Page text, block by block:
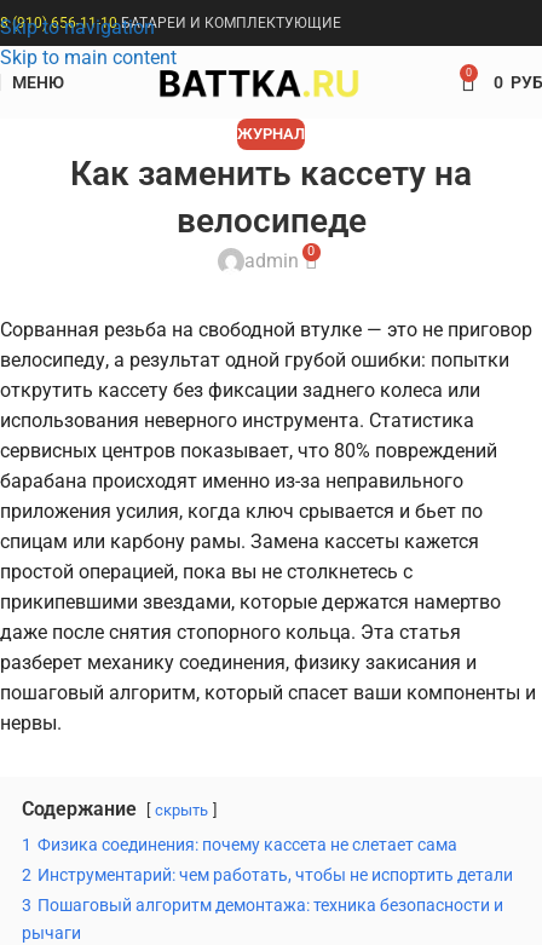
Skip to navigation
Skip to main content
8 (910) 656-11-10БАТАРЕИ И КОМПЛЕКТУЮЩИЕ
МЕНЮ 0 0
ЖУРНАЛ
Как заменить кассету на
велосипеде
admin 0
Сорванная резьба на свободной втулке — это не приговор
велосипеду, а результат одной грубой ошибки: попытки
открутить кассету без фиксации заднего колеса или
использования неверного инструмента. Статистика
сервисных центров показывает, что 80% повреждений
барабана происходят именно из-за неправильного
приложения усилия, когда ключ срывается и бьет по
спицам или карбону рамы. Замена кассеты кажется
простой операцией, пока вы не столкнетесь с
прикипевшими звездами, которые держатся намертво
даже после снятия стопорного кольца. Эта статья
разберет механику соединения, физику закисания и
пошаговый алгоритм, который спасет ваши компоненты и
нервы.
Содержание скрыть
1 Физика соединения: почему кассета не слетает сама
2 Инструментарий: чем работать, чтобы не испортить детали
3 Пошаговый алгоритм демонтажа: техника безопасности и
рычаги